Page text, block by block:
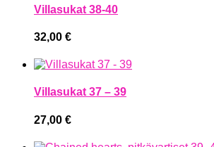
Villasukat 38-40
32,00 €
Villasukat 37 – 39
27,00 €